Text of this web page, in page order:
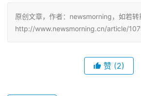
原创文章，作者：newsmorning，如若转
http://www.newsmorning.cn/article/
赞 (2)